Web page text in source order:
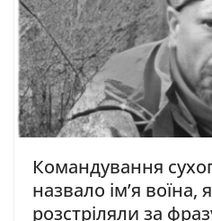
Командування
назвало ім’я
розстріляли за